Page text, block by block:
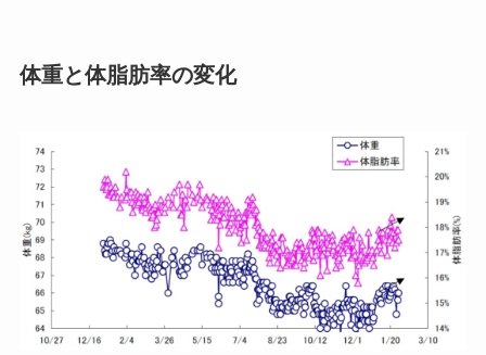
体重と体脂肪率の変化